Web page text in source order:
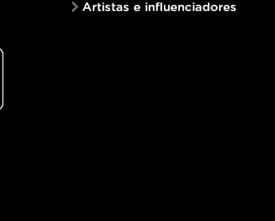
Artistas e influenciadores